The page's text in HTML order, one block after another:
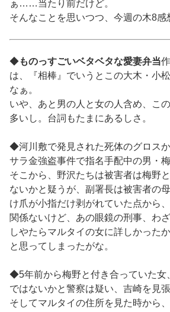
ぁ……当たり前だけど。
そんなことを思いつつ、今週の木8感
◆ものっすごいベタベタな愛妻弁当
は、『相棒』でいうとこの大木・小
なぁ。
いや、あと男の人と女の人含め、こ
多いし。台詞もたまにあるしさ。
◆河川敷で発見された死体のグロス
サラ金強盗事件で指名手配中の男・梅
そこから、野沢たちは被害者は梅野
ないかと疑うが、副署長は被害者の
け爪が小指だけ剥がれていた点から、
関係ないけど、あの眼鏡の刑事、わ
しやたらマルタイの女に詳しかった
と思ってしまったがな。
◆5年前から梅野と付き合っていた女
ではないかと警察は疑い、吉崎を見張
そしてマルタイの住所を見た時から